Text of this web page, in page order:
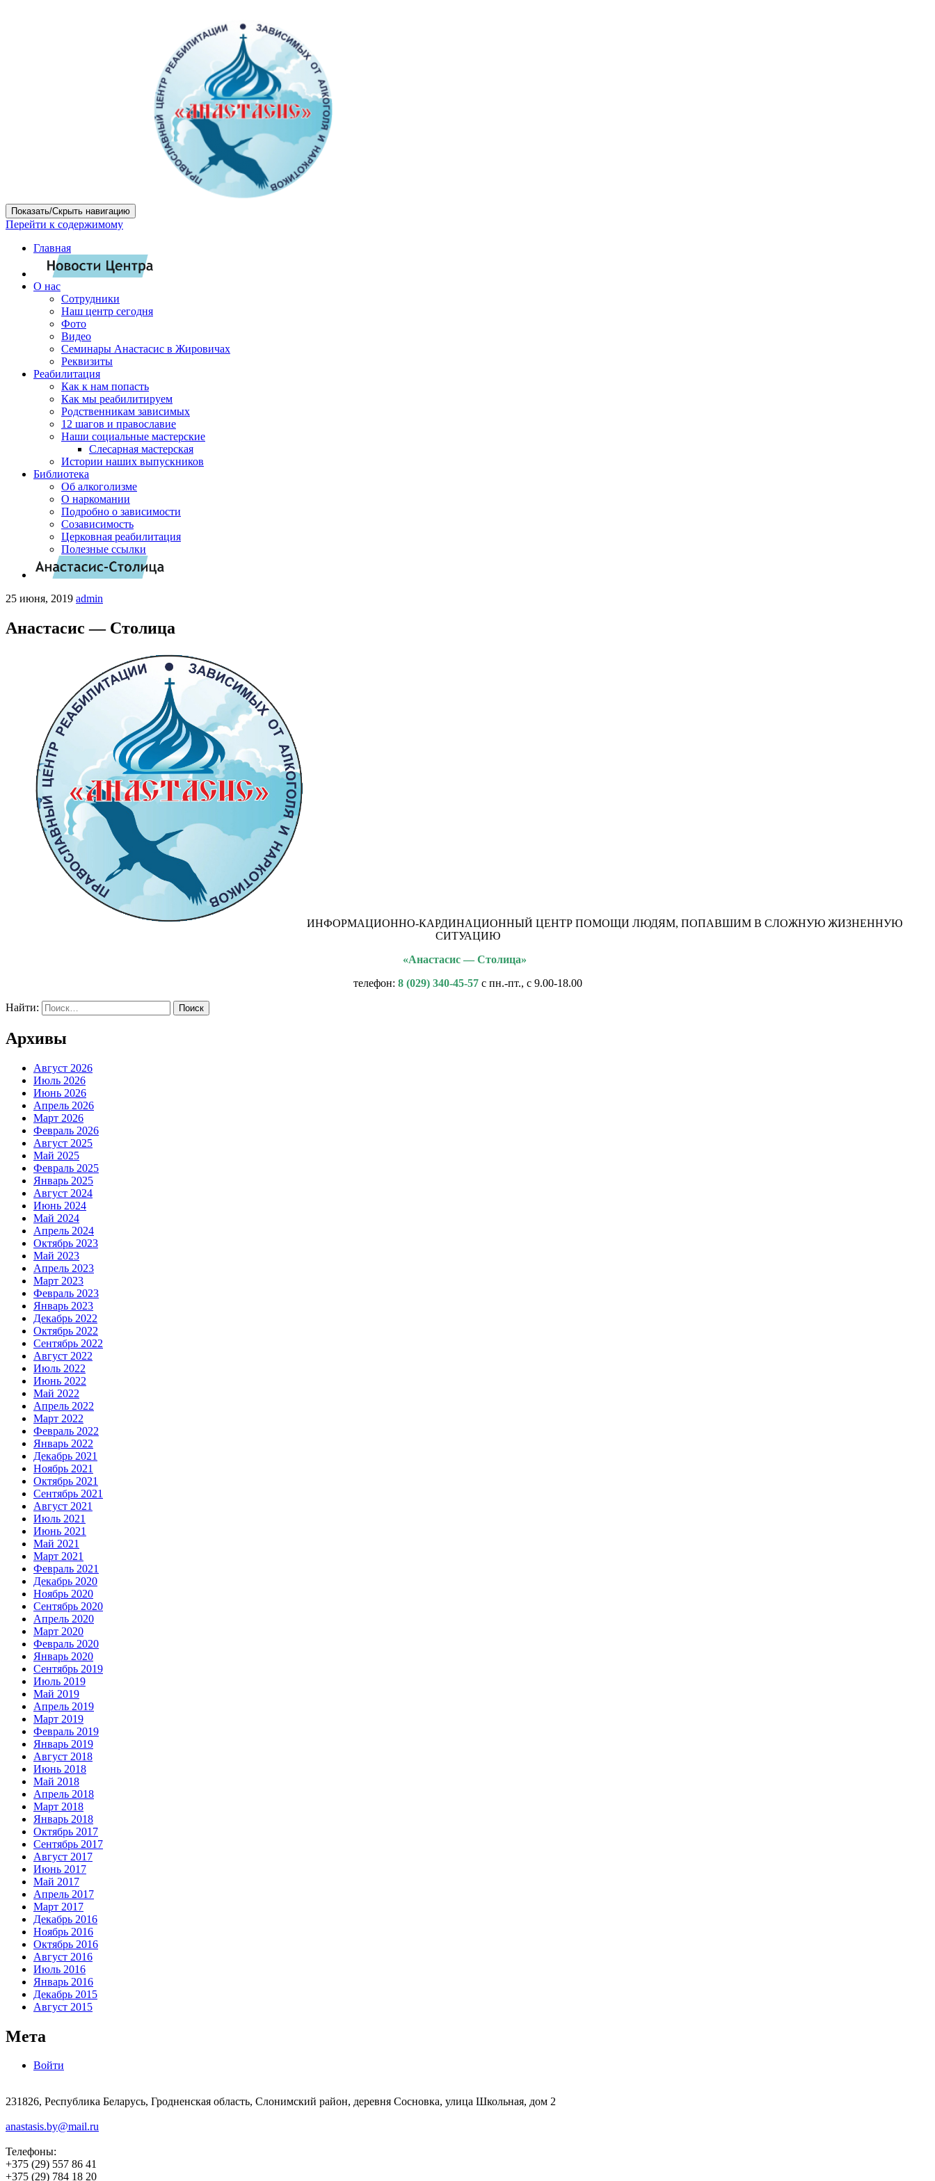
Показать/Скрыть навигацию
Перейти к содержимому
Главная
О нас
Сотрудники
Наш центр сегодня
Фото
Видео
Семинары Анастасис в Жировичах
Реквизиты
Реабилитация
Как к нам попасть
Как мы реабилитируем
Родственникам зависимых
12 шагов и православие
Наши социальные мастерские
Слесарная мастерская
Истории наших выпускников
Библиотека
Об алкоголизме
О наркомании
Подробно о зависимости
Созависимость
Церковная реабилитация
Полезные ссылки
25 июня, 2019 admin
Анастасис — Столица
ИНФОРМАЦИОННО-КАРДИНАЦИОННЫЙ ЦЕНТР ПОМОЩИ ЛЮДЯМ, ПОПАВШИМ В СЛОЖНУЮ ЖИЗНЕННУЮ
СИТУАЦИЮ
«Анастасис — Столица»
телефон: 8 (029) 340-45-57с пн.-пт., с 9.00-18.00
Найти:
Архивы
Август 2026
Июль 2026
Июнь 2026
Апрель 2026
Март 2026
Февраль 2026
Август 2025
Май 2025
Февраль 2025
Январь 2025
Август 2024
Июнь 2024
Май 2024
Апрель 2024
Октябрь 2023
Май 2023
Апрель 2023
Март 2023
Февраль 2023
Январь 2023
Декабрь 2022
Октябрь 2022
Сентябрь 2022
Август 2022
Июль 2022
Июнь 2022
Май 2022
Апрель 2022
Март 2022
Февраль 2022
Январь 2022
Декабрь 2021
Ноябрь 2021
Октябрь 2021
Сентябрь 2021
Август 2021
Июль 2021
Июнь 2021
Май 2021
Март 2021
Февраль 2021
Декабрь 2020
Ноябрь 2020
Сентябрь 2020
Апрель 2020
Март 2020
Февраль 2020
Январь 2020
Сентябрь 2019
Июль 2019
Май 2019
Апрель 2019
Март 2019
Февраль 2019
Январь 2019
Август 2018
Июнь 2018
Май 2018
Апрель 2018
Март 2018
Январь 2018
Октябрь 2017
Сентябрь 2017
Август 2017
Июнь 2017
Май 2017
Апрель 2017
Март 2017
Декабрь 2016
Ноябрь 2016
Октябрь 2016
Август 2016
Июль 2016
Январь 2016
Декабрь 2015
Август 2015
Мета
Войти
231826, Республика Беларусь, Гродненская область, Слонимский район, деревня Сосновка, улица Школьная, дом 2
anastasis.by@mail.ru
Телефоны:
+375 (29) 557 86 41
+375 (29) 784 18 20